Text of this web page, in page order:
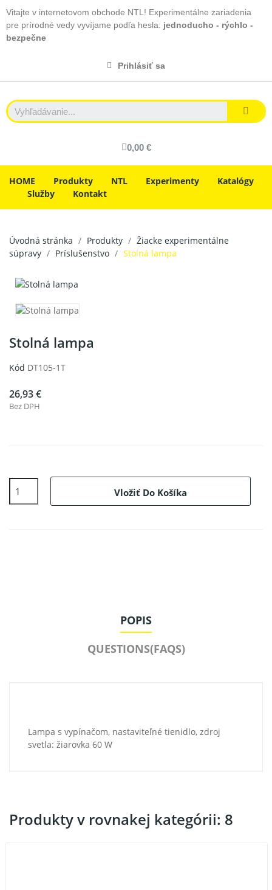
Vitajte v internetovom obchode NTL! Experimentálne zariadenia
pre prírodné vedy vyvíjame podľa hesla: jednoducho - rýchlo -
bezpečne
Prihlásiť sa
0,00 €
HOME Produkty NTL Experimenty
Katalógy
Služby
Kontakt
Úvodná stránka Produkty
Žiacke experimentálne
súpravy
Príslušenstvo Stolná lampa
Stolná lampa
Kód DT105-1T
26,93 €
Bez DPH
Vložiť Do Košíka
POPIS
QUESTIONS(FAQS)
Lampa s vypínačom, nastaviteľné tienidlo, zdroj
svetla: žiarovka 60 W
Produkty v rovnakej kategórii: 8